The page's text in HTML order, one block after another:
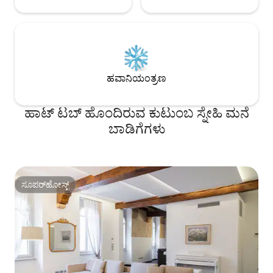
ಹವಾನಿಯಂತ್ರಣ
ಹಾಟ್ ಟಬ್ ಹೊಂದಿರುವ ಕುಟುಂಬ ಸ್ನೇಹಿ ಮನೆ
ಬಾಡಿಗೆಗಳು
ಸೂಪರ್‌ಹೋಸ್ಟ್
ಸೂಪರ್‌ಹೋಸ್ಟ್